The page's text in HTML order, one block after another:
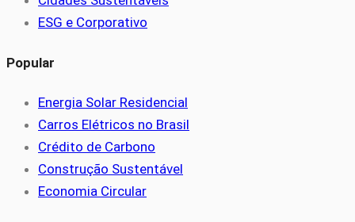
ESG e Corporativo
Popular
Energia Solar Residencial
Carros Elétricos no Brasil
Crédito de Carbono
Construção Sustentável
Economia Circular